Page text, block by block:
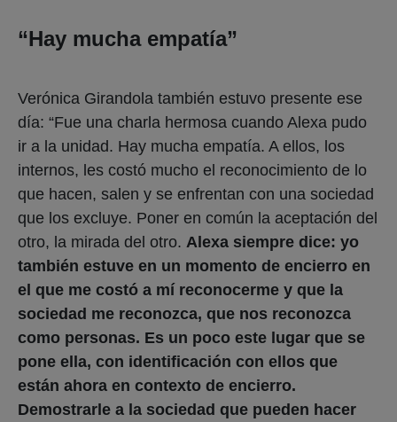
“Hay mucha empatía”
Verónica Girandola también estuvo presente ese
día: “Fue una charla hermosa cuando Alexa pudo
ir a la unidad. Hay mucha empatía. A ellos, los
internos, les costó mucho el reconocimiento de lo
que hacen, salen y se enfrentan con una sociedad
que los excluye. Poner en común la aceptación del
otro, la mirada del otro. Alexa siempre dice: yo
también estuve en un momento de encierro en
el que me costó a mí reconocerme y que la
sociedad me reconozca, que nos reconozca
como personas. Es un poco este lugar que se
pone ella, con identificación con ellos que
están ahora en contexto de encierro.
Demostrarle a la sociedad que pueden hacer